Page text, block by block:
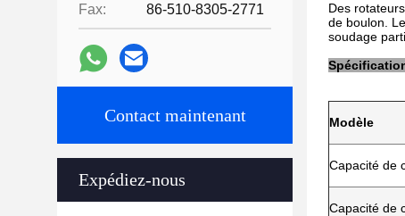
Fax: 86-510-8305-2771
Contact maintenant
Expédiez-nous
Des
de boulon.
soudage
Modèle
Capacité de
Capacité de